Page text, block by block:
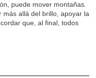
puede mover montañas.
más allá del brillo, apoyar la
que, al final, todos